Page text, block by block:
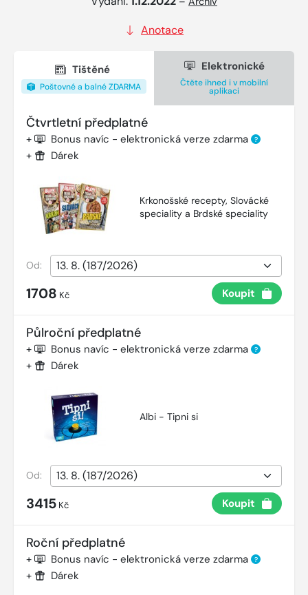
Anotace
Tištěné
Poštovné a balné ZDARMA
Elektronické
Čtěte ihned i v mobilní
aplikaci
Čtvrtletní předplatné
+ Bonus navíc - elektronická verze zdarma ?
+ Dárek
Krkonošské recepty, Slovácké
speciality a Brdské speciality
Od:
1708 Kč Koupit
Půlroční předplatné
+ Bonus navíc - elektronická verze zdarma ?
+ Dárek
Albi - Tipni si
Od:
3415 Kč Koupit
Roční předplatné
+ Bonus navíc - elektronická verze zdarma ?
+ Dárek